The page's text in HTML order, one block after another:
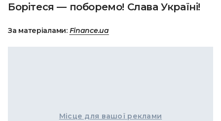
Борітеся — поборемо! Слава Україні!
За матеріалами: Finance.ua
Місце для вашої реклами